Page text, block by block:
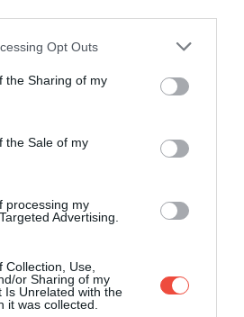
app uses one or more Google
usage behaviour. You may click to
Google and its third-party tags to
specified purposes in below Google
Opt Outs
the Sharing of my
the Sale of my
processing my
Advertising.
Use,
or Sharing of my
Is Unrelated with the
it was collected.
annyira zavarba jött, hogy
hogy a közönség­gel
roll. Én ezért csinálom. Az
ez, mint egy tudatos
tudok közben, száz
a helyzetet, teljesen észnél
milyen érzés volt,